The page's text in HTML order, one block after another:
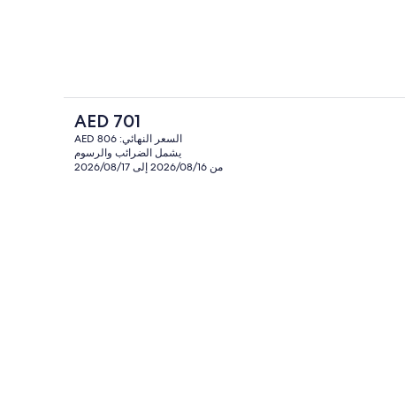
ملاءات للفراش لا تسبب الحساسية وميني
السعر
الحالي
هو
AED
AED 701
السعر النهائي: AED 806
يشمل الضرائب والرسوم
من 2026/08/16 إلى 2026/08/17